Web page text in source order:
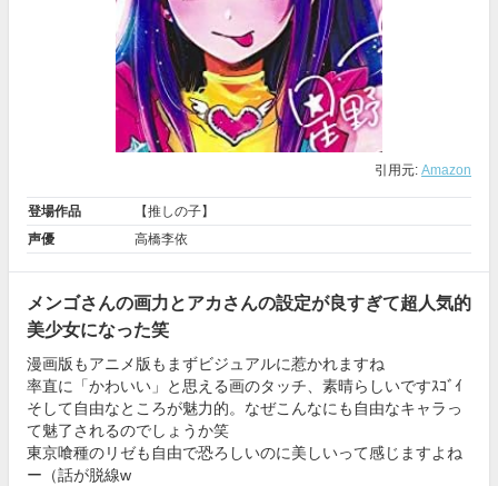
引用元: Amazon
登場作品
【推しの子】
声優
高橋李依
メンゴさんの画力とアカさんの設定が良すぎて超人気的
美少女になった笑
漫画版もアニメ版もまずビジュアルに惹かれますね
率直に「かわいい」と思える画のタッチ、素晴らしいですｽｺﾞｲ
そして自由なところが魅力的。なぜこんなにも自由なキャラっ
て魅了されるのでしょうか笑
東京喰種のリゼも自由で恐ろしいのに美しいって感じますよね
ー（話が脱線w